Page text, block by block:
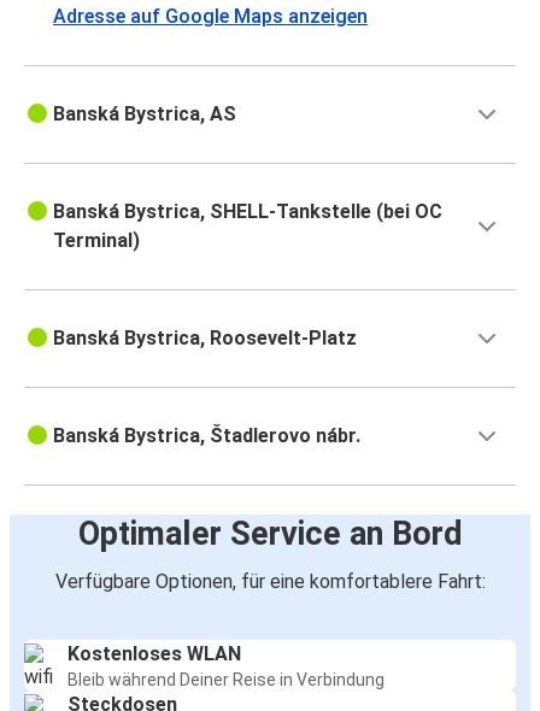
Adresse auf Google Maps anzeigen
Banská Bystrica, AS
Banská Bystrica, SHELL-Tankstelle (bei OC
Terminal)
Banská Bystrica, Roosevelt-Platz
Banská Bystrica, Štadlerovo nábr.
Optimaler Service an Bord
Verfügbare Optionen, für eine komfortablere Fahrt:
Kostenloses WLAN
Bleib während Deiner Reise in Verbindung
Steckdosen